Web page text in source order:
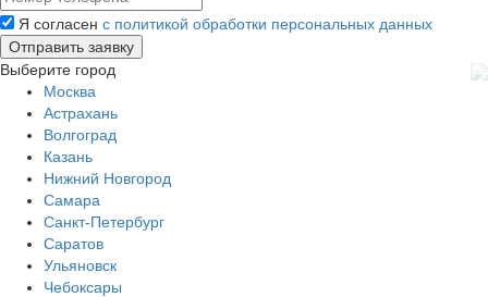
Я согласен с политикой обработки персональных данных
Выберите город
Москва
Астрахань
Волгоград
Казань
Нижний Новгород
Самара
Санкт-Петербург
Саратов
Ульяновск
Чебоксары